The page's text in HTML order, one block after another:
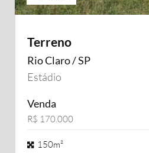
Terreno
Rio Claro / SP
Estádio
Venda
R$ 170.000
150m²